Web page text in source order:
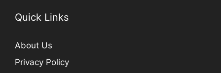
Quick Links
About Us
Privacy Policy